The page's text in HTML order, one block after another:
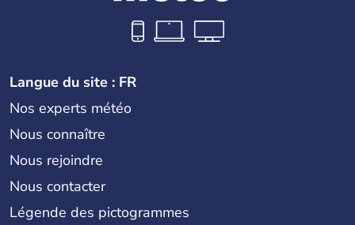
Langue du site : FR
Nos experts météo
Nous connaître
Nous rejoindre
Nous contacter
Légende des pictogrammes